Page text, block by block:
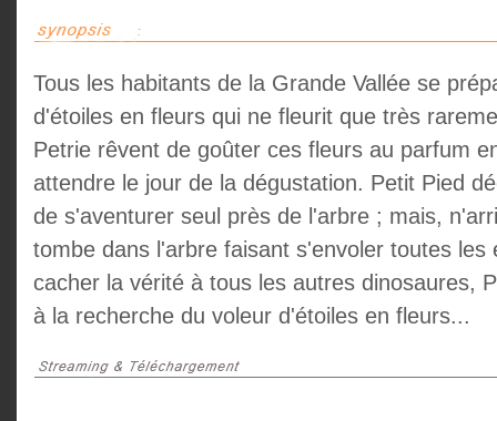
Tous les habitants de la Grande Vallée se
d'étoiles en fleurs qui ne fleurit que très
Petrie rêvent de goûter ces fleurs au parfum
attendre le jour de la dégustation. Petit Pied
de s'aventurer seul près de l'arbre ; mais,
tombe dans l'arbre faisant s'envoler toutes les
cacher la vérité à tous les autres dinosaures,
à la recherche du voleur d'étoiles en fleurs...